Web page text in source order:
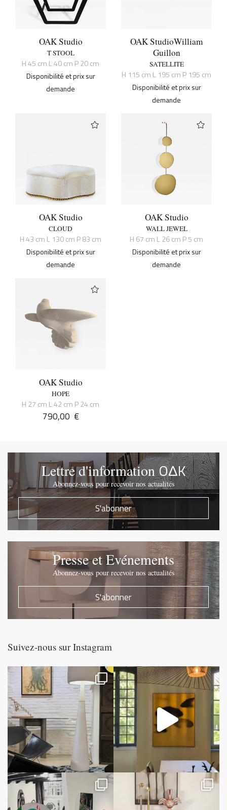
OAK Studio
T STOOL
H 45 cm L 40 cm P 20 cm
Disponibilité et prix sur
demande
OAK StudioWilliam
Guillon
SATELLITE
H 115 cm L 195 cm P 195 cm
Disponibilité et prix sur
demande
OAK Studio
CLOUD
H 43 cm L 130 cm P 83 cm
Disponibilité et prix sur
demande
OAK Studio
WALL JEWEL
H 67 cm L 26 cm P 5 cm
Disponibilité et prix sur
demande
OAK Studio
HOPE
H 27 cm L 42 cm P 24 cm
790,00 €
Lettre d'informationOΔK
Abonnez-vous pour recevoir nos actualités
S'abonner
Presse et Evénements
Abonnez-vous pour recevoir nos actualités
S'abonner
Suivez-nous sur Instagram